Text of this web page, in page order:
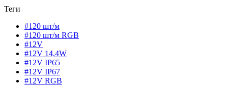
Теги
#120 шт/м
#120 шт/м RGB
#12V
#12V 14,4W
#12V IP65
#12V IP67
#12V RGB